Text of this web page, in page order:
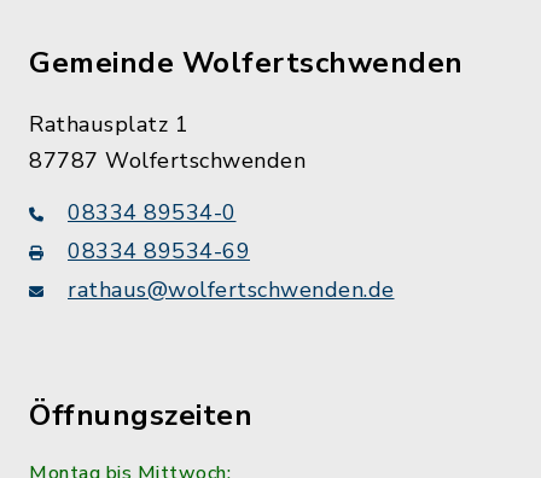
Gemeinde Wolfertschwenden
Rathausplatz 1
87787 Wolfertschwenden
08334 89534-0
08334 89534-69
rathaus@wolfertschwenden.de
Öffnungszeiten